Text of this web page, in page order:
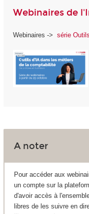
Webinaires de
Webinaires -> série
A noter
Pour accéder aux
un compte sur la
d'avoir accès à
libres de les suivre en